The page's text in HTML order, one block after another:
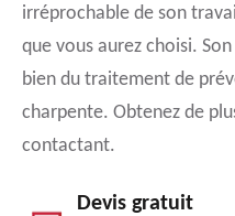
irréprochable de son
que vous aurez choisi.
bien du traitement de
charpente. Obtenez de
contactant.
Devis gratuit